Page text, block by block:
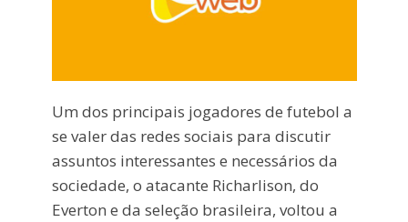
Um dos principais jogadores de futebol a
se valer das redes sociais para discutir
assuntos interessantes e necessários da
sociedade, o atacante Richarlison, do
Everton e da seleção brasileira, voltou a